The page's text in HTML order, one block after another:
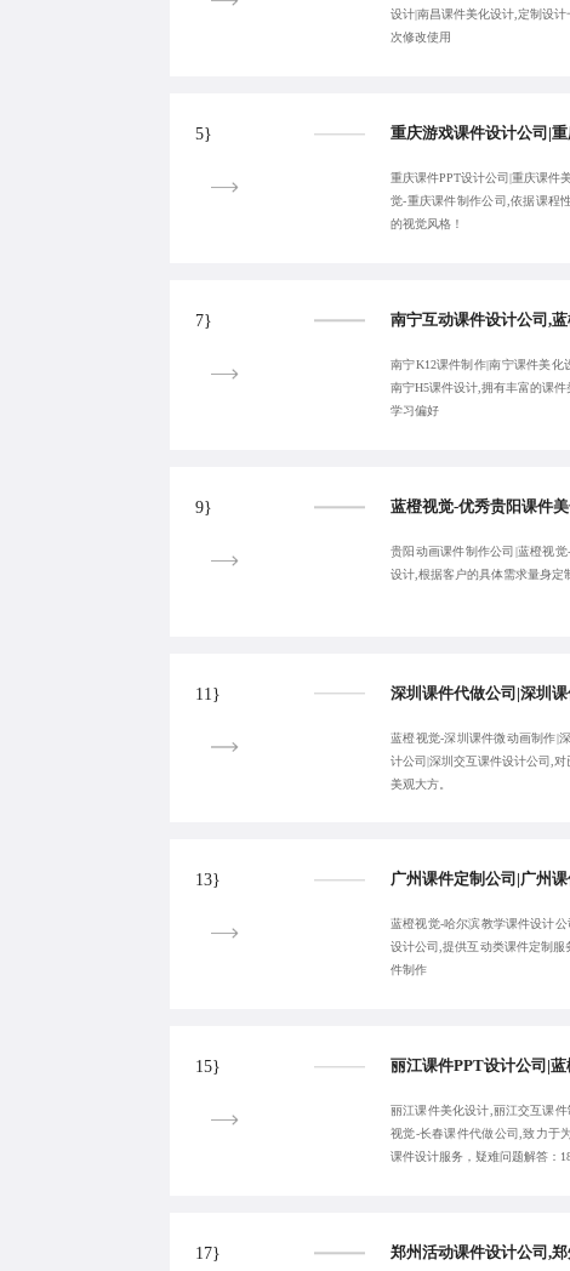
设计|南昌课件美化设计,定制设
次修改使用
5}
重庆课件PPT设计公司|重庆课件
觉-重庆课件制作公司,依据课程
的视觉风格！
7}
南宁K12课件制作|南宁课件美化
南宁H5课件设计,拥有丰富的课
学习偏好
9}
贵阳动画课件制作公司|蓝橙视
设计,根据客户的具体需求量身定
11}
蓝橙视觉-深圳课件微动画制作|
计公司|深圳交互课件设计公司,
美观大方。
13}
蓝橙视觉-哈尔滨教学课件设计
设计公司,提供互动类课件定制
件制作
15}
丽江课件美化设计,丽江交互课
视觉-长春课件代做公司,致力于
课件设计服务，疑难问题解答：
17}